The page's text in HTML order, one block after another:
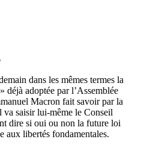
dans les mêmes termes la
déjà adoptée par l’Assemblée
Macron fait savoir par la
saisir lui-même le Conseil
dire si oui ou non la future loi
aux libertés fondamentales.